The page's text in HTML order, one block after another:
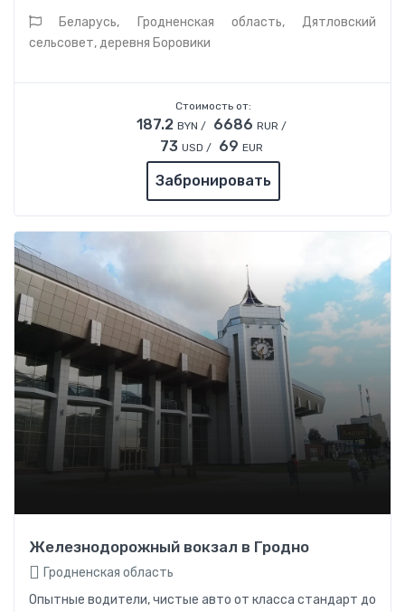
Беларусь, Гродненская область, Дятловский
сельсовет, деревня Боровики
Стоимость от:
187.2 BYN / 6686 RUR /
73 USD / 69 EUR
Забронировать
Железнодорожный вокзал в Гродно
Гродненская область
Опытные водители, чистые авто от класса стандарт до